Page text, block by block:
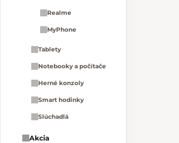
Realme
MyPhone
Tablety
Notebooky a počítače
Herné konzoly
Smart hodinky
Slúchadlá
Akcia